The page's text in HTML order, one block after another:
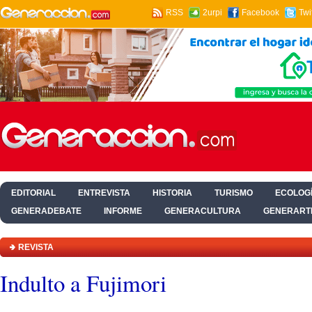
RSS 2urpi Facebook
EDITORIAL ENTREVISTA HISTORIA TURISMO
GENERADEBATE
INFORME GENERACULTURA
REVISTA
Indulto a Fujimori